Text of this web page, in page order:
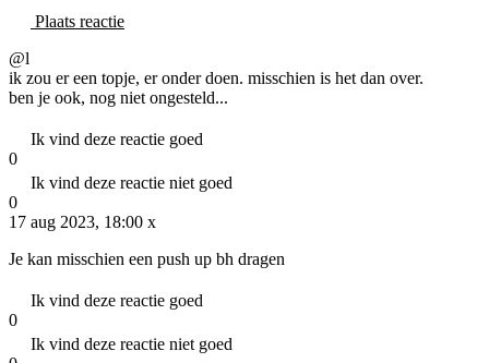
Plaats reactie
@l
ik zou er een topje, er onder doen. misschien is het dan over.
ben je ook, nog niet ongesteld...
Ik vind deze reactie goed
0
Ik vind deze reactie niet goed
0
17 aug 2023, 18:00 x
Je kan misschien een push up bh dragen
Ik vind deze reactie goed
0
Ik vind deze reactie niet goed